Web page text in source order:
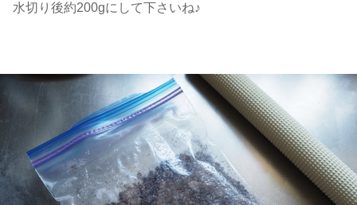
水切り後約200gにして下さいね♪